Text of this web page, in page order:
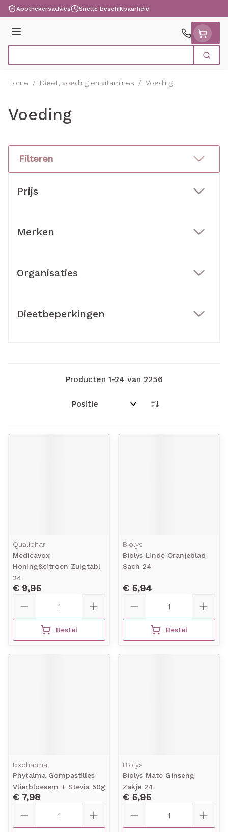
Ga naar de inhoud
Apothekersadvies Snelle beschikbaarheid
Menu
Zoek
Home / Dieet, voeding en vitamines / Voeding
Voeding
Filteren
Prijs
Merken
Organisaties
Dieetbeperkingen
Producten 1-24 van 2256
Sorteer op:
Qualiphar
Medicavox
Honing&citroen Zuigtabl
24
€ 9,95
Bestel
Biolys
Biolys Linde Oranjeblad
Sach 24
€ 5,94
Bestel
Ixxpharma
Phytalma Gompastilles
Vlierbloesem + Stevia 50g
€ 7,98
Biolys
Biolys Mate Ginseng
Zakje 24
€ 5,95